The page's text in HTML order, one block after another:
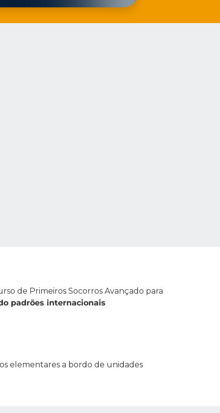
de Primeiros Socorros Avançado para
padrões internacionais
elementares a bordo de unidades